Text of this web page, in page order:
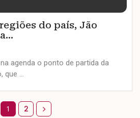
do país, Jão
agenda o ponto de partida da
que …
1 2